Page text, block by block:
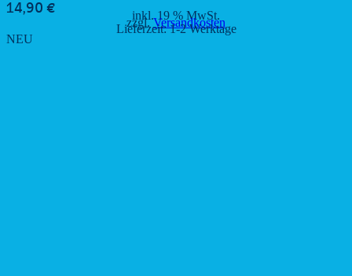
14,90 € inkl. 19 % MwSt.
zzgl.Versandkosten
Lieferzeit:1-2 Werktage
NEU